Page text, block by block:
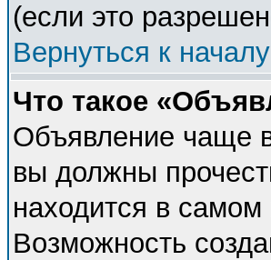
(если это
Вернуться к началу
Что такое
Объявление чаще
вы должны
находится в
Возможность